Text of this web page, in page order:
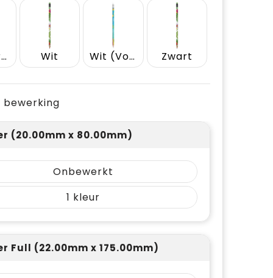
Donkergroen Wit Wit (Voor Digitaal) Zwart
bewerking
(20.00mm x 80.00mm)
Onbewerkt
1
Full (22.00mm x 175.00mm)